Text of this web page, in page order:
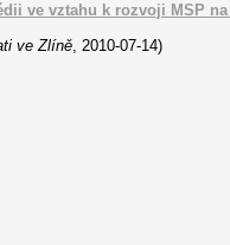
ve vztahu k rozvoji MSP
ve Zlíně, 2010-07-14)